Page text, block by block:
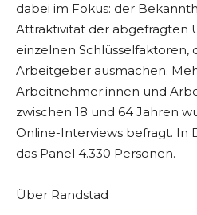
dabei im Fokus: der
Attraktivität der abgefragten
einzelnen Schlüsselfaktoren,
Arbeitgeber ausmachen.
Arbeitnehmer:innen und
zwischen 18 und 64 Jahren
Online-Interviews befragt. In
das Panel 4.330 Personen.
Über Randstad